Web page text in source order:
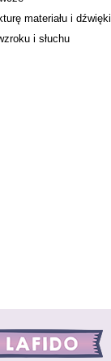
materiału i dźwięki
i słuchu